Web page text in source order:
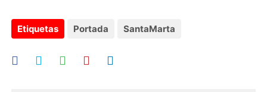
Etiquetas Portada SantaMarta